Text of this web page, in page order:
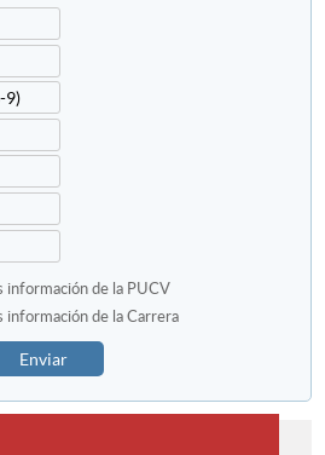
información de la PUCV
información de la Carrera
Enviar